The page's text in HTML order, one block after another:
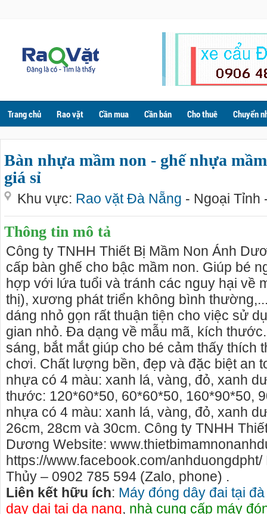
Trang chủ Rao vặt Cần mua Cần bán Cho thuê Chuyển
Bàn nhựa mầm non - ghế nhựa
giá sỉ
Khu vực: Rao vặt Đà Nẵng - Ngoại Tỉnh
Thông tin mô tả
Công ty TNHH Thiết Bị Mầm Non Ánh
cấp bàn ghế cho bậc mầm non. Giúp bé
hợp với lứa tuổi và tránh các nguy hại về
thị), xương phát triển không bình
dáng nhỏ gọn rất thuận tiện cho việc sử
gian nhỏ. Đa dạng về mẫu mã, kích
sáng, bắt mắt giúp cho bé cảm thấy thích
chơi. Chất lượng bền, đẹp và đặc biệt an
nhựa có 4 màu: xanh lá, vàng, đỏ, xanh
thước: 120*60*50, 60*60*50, 160*90*50,
nhựa có 4 màu: xanh lá, vàng, đỏ, xanh
26cm, 28cm và 30cm. Công ty TNHH
Dương Website:
https://www.facebook.com/
Thủy – 0902 785 594 (Zalo, phone) .
Liên kết hữu ích: Máy đóng dây đai tại
day dai tai da nang, nhà cung cấp máy
phú yên
thuê xe Cho thuê nhà nguyên căn Phú Yên, chuyên cho
thuê nhà nguyên căn tại Phú Yên
Chúng tôi hiên đang cho thuê nhà nguyên căn